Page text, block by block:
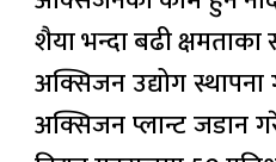
शैया भन्दा बढी
अक्सिजन उद्योग
अक्सिजन प्लान्ट जडान